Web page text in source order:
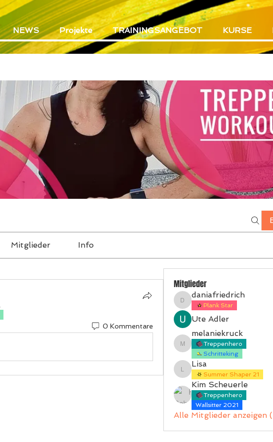
NEWS Projekte TRAININGSANGEBOT KURSE
Mitglieder Info
0 Kommentare
Mitglieder
daniafriedrich
daniafriedrich
Plank Star
Ute Adler
melaniekruck
melaniekruck
Treppenhero
Schritteking
Lisa
Lisa
Summer Shaper 21
Kim Scheuerle
Treppenhero
Wallsitter 2021
Alle Mitglieder anzeigen